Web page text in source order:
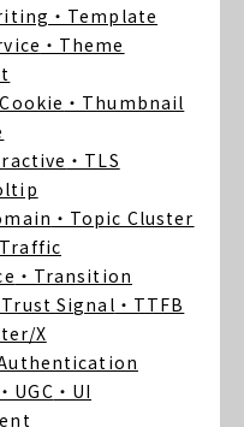
・Template
・Theme
・Thumbnail
・TLS
・Topic Cluster
Traffic
・Transition
Trust Signal ・TTFB
X
・UGC ・UI